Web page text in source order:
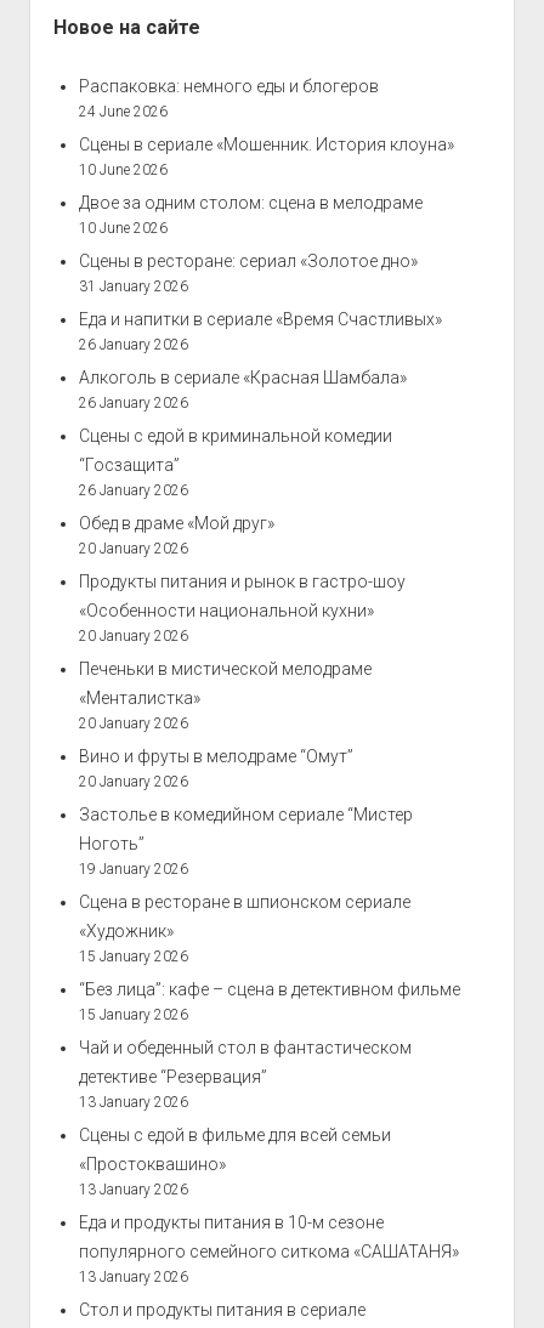
Новое на сайте
Распаковка: немного еды и блогеров
24 June 2026
Сцены в сериале «Мошенник. История клоуна»
10 June 2026
Двое за одним столом: сцена в мелодраме
10 June 2026
Сцены в ресторане: сериал «Золотое дно»
31 January 2026
Еда и напитки в сериале «Время Счастливых»
26 January 2026
Алкоголь в сериале «Красная Шамбала»
26 January 2026
Сцены с едой в криминальной комедии
“Госзащита”
26 January 2026
Обед в драме «Мой друг»
20 January 2026
Продукты питания и рынок в гастро-шоу
«Особенности национальной кухни»
20 January 2026
Печеньки в мистической мелодраме
«Менталистка»
20 January 2026
Вино и фруты в мелодраме “Омут”
20 January 2026
Застолье в комедийном сериале “Мистер
Ноготь”
19 January 2026
Сцена в ресторане в шпионском сериале
«Художник»
15 January 2026
“Без лица”: кафе – сцена в детективном фильме
15 January 2026
Чай и обеденный стол в фантастическом
детективе “Резервация”
13 January 2026
Сцены с едой в фильме для всей семьи
«Простоквашино»
13 January 2026
Еда и продукты питания в 10-м сезоне
популярного семейного ситкома «САШАТАНЯ»
13 January 2026
Стол и продукты питания в сериале